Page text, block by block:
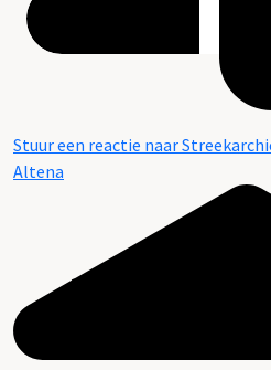
Stuur een reactie naar
Altena